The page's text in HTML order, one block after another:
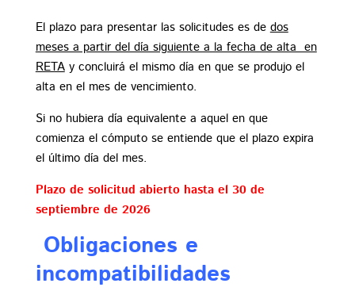
El plazo para presentar las solicitudes es de dos
meses a partir del día siguiente a la fecha de alta en
RETAy concluirá el mismo día en que se produjo el
alta en el mes de vencimiento.
Si no hubiera día equivalente a aquel en que
comienza el cómputo se entiende que el plazo expira
el último día del mes.
Plazo de solicitud abierto hasta el 30 de
septiembre de 2026
Obligaciones e
incompatibilidades